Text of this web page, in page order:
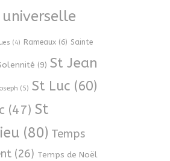
universelle
(4) Rameaux(6) Sainte
(9) St Jean
(5) St Luc(60)
(47) St
(80) Temps
(26) Temps de Noël